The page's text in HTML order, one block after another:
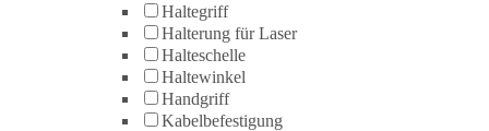
Haltegriff
Halterung für Laser
Halteschelle
Haltewinkel
Handgriff
Kabelbefestigung